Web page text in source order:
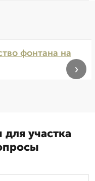
фонтана на
›
участка